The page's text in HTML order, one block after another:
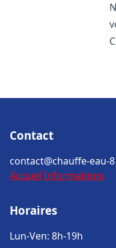
Contact
contact@chauffe-eau-
Accueil Informations
Horaires
Lun-Ven: 8h-19h